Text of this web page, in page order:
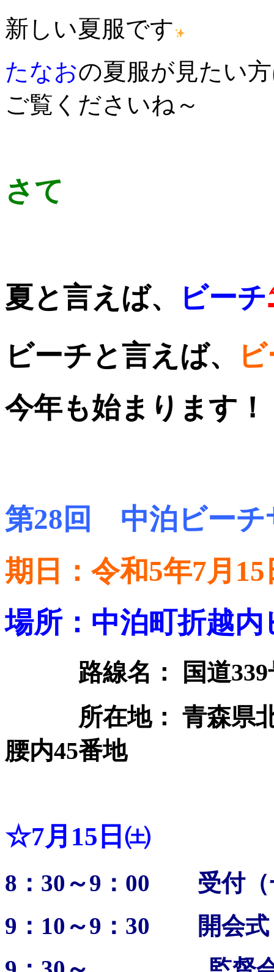
新しい夏服です
たなおの夏服が見たい
ご覧くださいね～
さて
夏と言えば、 ビーチ
ビーチと言えば、
今年も始まります！
第28回 中泊ビー
期日：令和5年7月
場所：中泊町折越内
路線名： 国道339
所在地： 青森県北
腰内45番地
☆7月15日㈯
8：30～9：00 受付（
9：10～9：30 開会式